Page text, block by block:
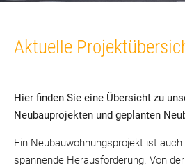
Aktuelle
Hier finden Sie eine Übersicht zu
Neubauprojekten und geplanten
Ein Neubauwohnungsprojekt ist
spannende Herausforderung. Von